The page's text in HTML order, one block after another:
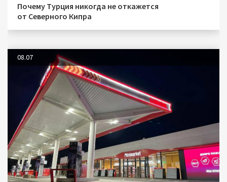
Почему Турция никогда не откажется
от Северного Кипра
08.07